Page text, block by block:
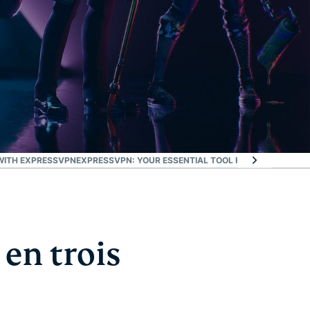
EXPRESSVPNEXPRESSVPN: YOUR ESSENTIAL TOOL FOR THE BATTLE
en trois